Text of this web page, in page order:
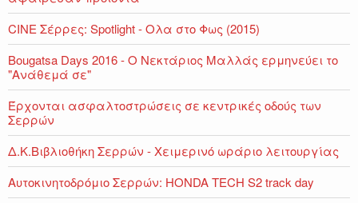
CINE Σέρρες: Spotlight - Ολα στο Φως (2015)
Bougatsa Days 2016 - Ο Νεκτάριος Μαλλάς ερμηνεύει το
"Ανάθεμά σε"
Έρχονται ασφαλτοστρώσεις σε κεντρικές οδούς των
Σερρών
Δ.Κ.Βιβλιοθήκη Σερρών - Χειμερινό ωράριο λειτουργίας
Αυτοκινητοδρόμιο Σερρών: HONDA TECH S2 track day